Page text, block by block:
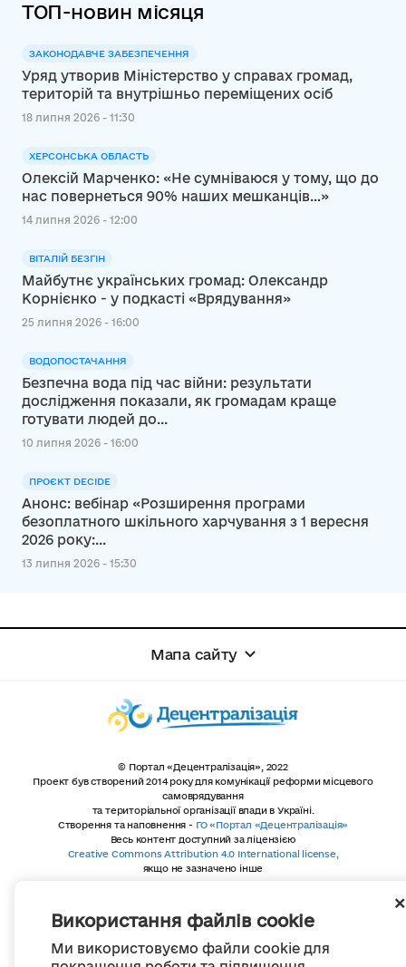
Використання файлів cookie
Ми використовуємо файли cookie для
ТОП-новин місяця
ЗАКОНОДАВЧЕ ЗАБЕЗПЕЧЕННЯ
Уряд утворив Міністерство у справах громад,
територій та внутрішньо переміщених осіб
18 липня 2026 - 11:30
ХЕРСОНСЬКА ОБЛАСТЬ
Олексій Марченко: «Не сумніваюся у тому, що до
нас повернеться 90% наших мешканців…»
14 липня 2026 - 12:00
ВІТАЛІЙ БЕЗГІН
Майбутнє українських громад: Олександр
Корнієнко - у подкасті «Врядування»
25 липня 2026 - 16:00
ВОДОПОСТАЧАННЯ
Безпечна вода під час війни: результати
дослідження показали, як громадам краще
готувати людей до...
10 липня 2026 - 16:00
ПРОЄКТ DECIDE
Анонс: вебінар «Розширення програми
безоплатного шкільного харчування з 1 вересня
2026 року:...
13 липня 2026 - 15:30
Мапа сайту
© Портал «Децентралізація», 2022
Проект був створений 2014 року для комунікації реформи місцевого
самоврядування
та територіальної організації влади в Україні.
Створення та наповнення - ГО «Портал «Децентралізація»
Весь контент доступний за ліцензією
Creative Commons Attribution 4.0 International license,
якщо не зазначено інше